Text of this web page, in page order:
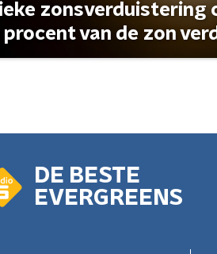
zonsverduistering
procent van de zon
DE BESTE
EVERGREENS